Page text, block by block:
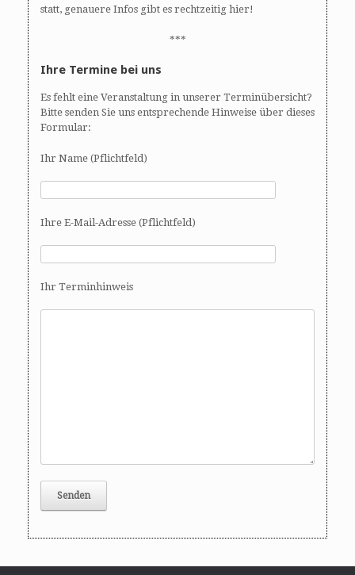
statt, genauere Infos gibt es rechtzeitig hier!
***
Ihre Termine bei uns
Es fehlt eine Veranstaltung in unserer Terminübersicht?
Bitte senden Sie uns entsprechende Hinweise über dieses
Formular:
Ihr Name (Pflichtfeld)
Ihre E-Mail-Adresse (Pflichtfeld)
Ihr Terminhinweis